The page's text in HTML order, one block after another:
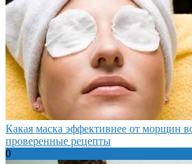
Какая маска эффективнее от морщин
проверенные рецепты
0